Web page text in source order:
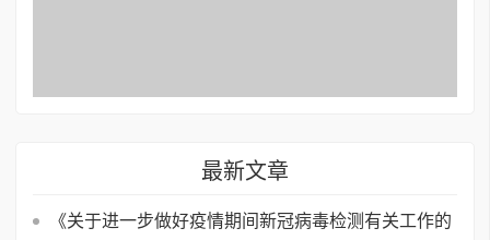
最新文章
《关于进一步做好疫情期间新冠病毒检测有关工作的